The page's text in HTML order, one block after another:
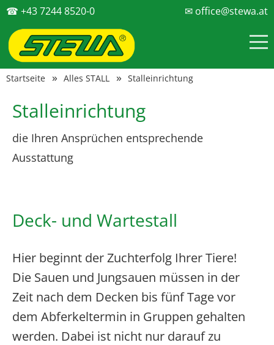
☎ +43 7244 8520-0 ✉ office@stewa.at
Startseite Alles STALL Stalleinrichtung
Stalleinrichtung
die Ihren Ansprüchen entsprechende
Ausstattung
Deck- und Wartestall
Hier beginnt der Zuchterfolg Ihrer Tiere!
Die Sauen und Jungsauen müssen in der
Zeit nach dem Decken bis fünf Tage vor
dem Abferkeltermin in Gruppen gehalten
werden. Dabei ist nicht nur darauf zu